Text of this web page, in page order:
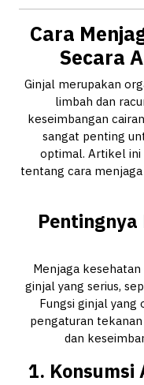
Cara
Secara
Ginjal merupakan
limbah dan
keseimbangan
sangat penting
optimal. Artikel ini
tentang cara
Pentingnya
Menjaga
ginjal yang serius,
Fungsi ginjal yang
pengaturan
dan
1. Konsumsi